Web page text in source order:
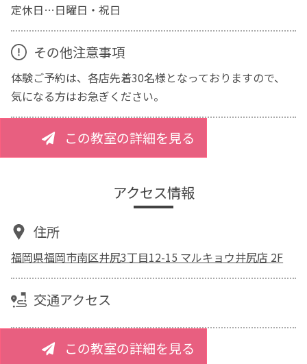
定休日…日曜日・祝日
その他注意事項
体験ご予約は、各店先着30名様となっておりますので、
気になる方はお急ぎください。
この教室の詳細を見る
アクセス情報
住所
福岡県福岡市南区井尻3丁目12-15 マルキョウ井尻店 2F
交通アクセス
この教室の詳細を見る